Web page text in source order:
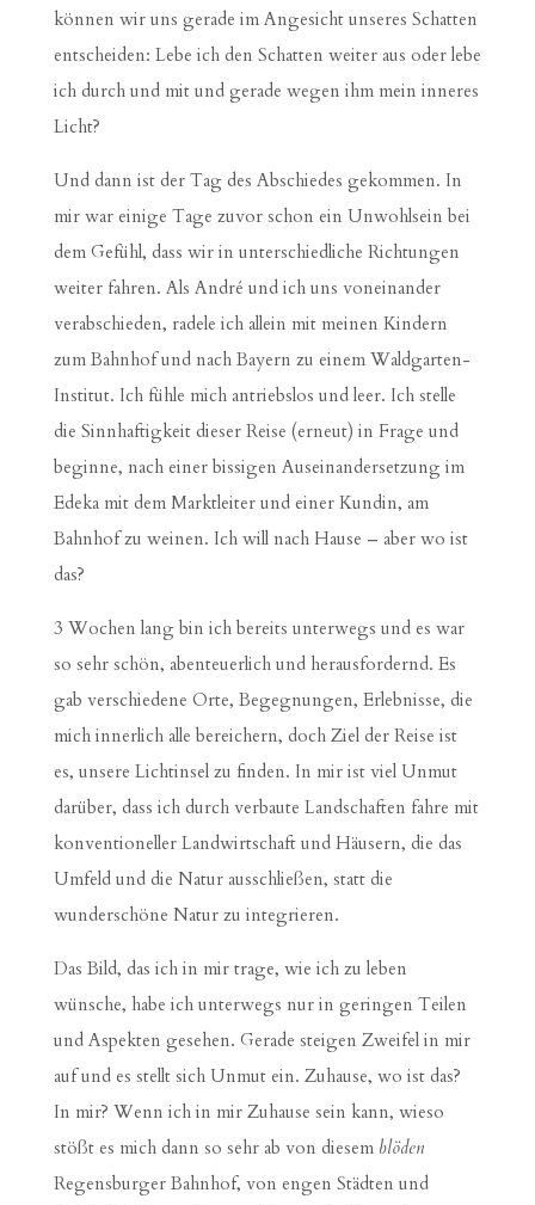
können wir uns gerade im Angesicht unseres Schatten
entscheiden: Lebe ich den Schatten weiter aus oder lebe
ich durch und mit und gerade wegen ihm mein inneres
Licht?
Und dann ist der Tag des Abschiedes gekommen. In
mir war einige Tage zuvor schon ein Unwohlsein bei
dem Gefühl, dass wir in unterschiedliche Richtungen
weiter fahren. Als André und ich uns voneinander
verabschieden, radele ich allein mit meinen Kindern
zum Bahnhof und nach Bayern zu einem Waldgarten-
Institut. Ich fühle mich antriebslos und leer. Ich stelle
die Sinnhaftigkeit dieser Reise (erneut) in Frage und
beginne, nach einer bissigen Auseinandersetzung im
Edeka mit dem Marktleiter und einer Kundin, am
Bahnhof zu weinen. Ich will nach Hause – aber wo ist
das?
3 Wochen lang bin ich bereits unterwegs und es war
so sehr schön, abenteuerlich und herausfordernd. Es
gab verschiedene Orte, Begegnungen, Erlebnisse, die
mich innerlich alle bereichern, doch Ziel der Reise ist
es, unsere Lichtinsel zu finden. In mir ist viel Unmut
darüber, dass ich durch verbaute Landschaften fahre mit
konventioneller Landwirtschaft und Häusern, die das
Umfeld und die Natur ausschließen, statt die
wunderschöne Natur zu integrieren.
Das Bild, das ich in mir trage, wie ich zu leben
wünsche, habe ich unterwegs nur in geringen Teilen
und Aspekten gesehen. Gerade steigen Zweifel in mir
auf und es stellt sich Unmut ein. Zuhause, wo ist das?
In mir? Wenn ich in mir Zuhause sein kann, wieso
stößt es mich dann so sehr ab von diesem blöden
Regensburger Bahnhof, von engen Städten und